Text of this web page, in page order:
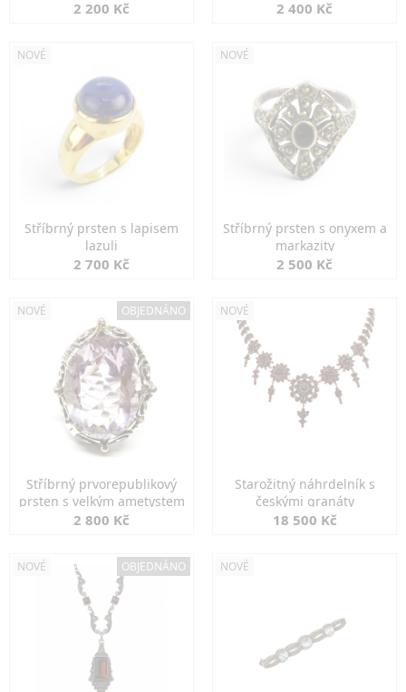
2 200 Kč 2 400 Kč
NOVÉ
Stříbrný prsten s lapisem
lazuli
2 700 Kč
NOVÉ
Stříbrný prsten s onyxem a
markazity
2 500 Kč
NOVÉ OBJEDNÁNO
Stříbrný prvorepublikový
prsten s velkým ametystem
2 800 Kč
NOVÉ
Starožitný náhrdelník s
českými granáty
18 500 Kč
NOVÉ OBJEDNÁNO NOVÉ